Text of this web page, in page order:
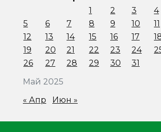
Май 2025
1
2 3
4
5
6 7 8 9 10
11
12
13 14 15 16 17
19
20 21 22 23 24
26
27 28 29 30 31
« Апр Июн »